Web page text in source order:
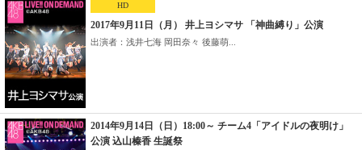
HD
2017年9月11日（月） 井上ヨシマサ 「神曲縛り」公演
出演者：浅井七海 岡田奈々 後藤萌...
2014年9月14日（日）18:00～ チーム4「アイドルの夜明け」
公演 込山榛香 生誕祭